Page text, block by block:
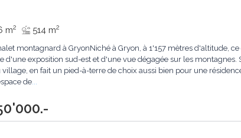
m2 514 m2
montagnard à GryonNiché à Gryon, à 1'157 mètres d'altitude,
d'une exposition sud-est et d'une vue dégagée sur les
en fait un pied-à-terre de choix aussi bien pour une
de...